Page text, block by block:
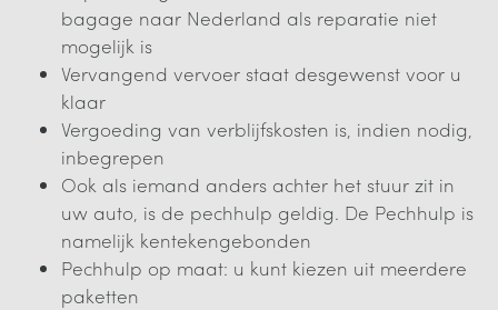
bagage naar Nederland als reparatie niet
mogelijk is
Vervangend vervoer staat desgewenst voor u
klaar
Vergoeding van verblijfskosten is, indien nodig,
inbegrepen
Ook als iemand anders achter het stuur zit in
uw auto, is de pechhulp geldig. De Pechhulp is
namelijk kentekengebonden
Pechhulp op maat: u kunt kiezen uit meerdere
paketten